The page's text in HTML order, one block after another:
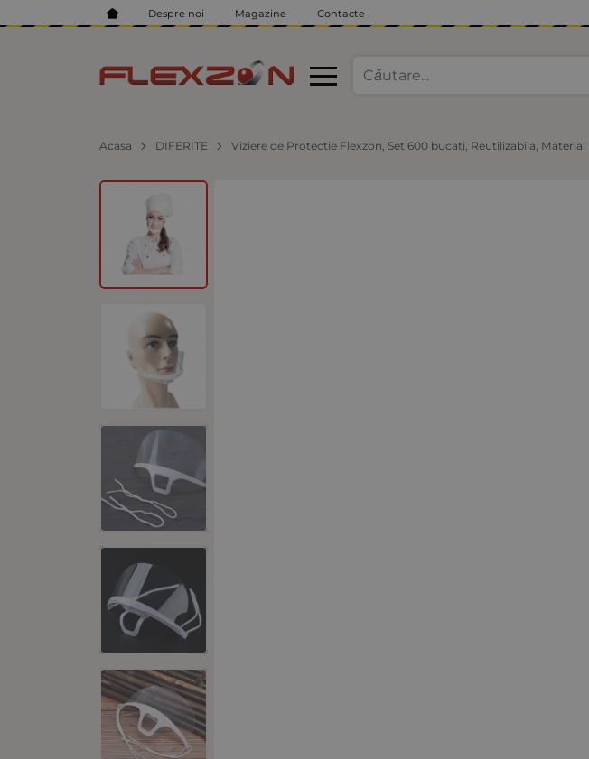
Despre noi Magazine Contacte
Acasa DIFERITE Viziere de Protectie Flexzon, Set 600 bucati, Reutilizabila, Material